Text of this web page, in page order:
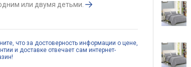
или двумя детьми.
что за достоверность информации о цене,
и доставке отвечает сам интернет-